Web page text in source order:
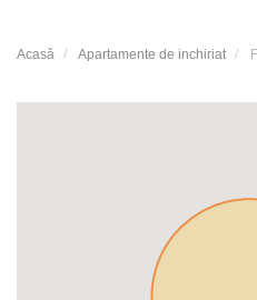
Acasă Apartamente de inchiriat